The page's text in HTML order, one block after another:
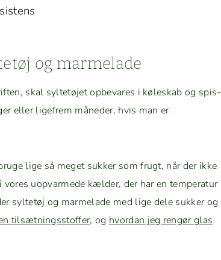
og marmelade
skal syl­tetø­jet opbe­vares i køleskab og spis­
eller lige­frem måned­er, hvis man er
lige så meget sukker som frugt, når der ikke
uop­varmede kælder, der har en tem­per­atur
syl­tetøj og marme­lade med lige dele sukker og
tilsæt­ningsstof­fer, og hvor­dan jeg rengør glas